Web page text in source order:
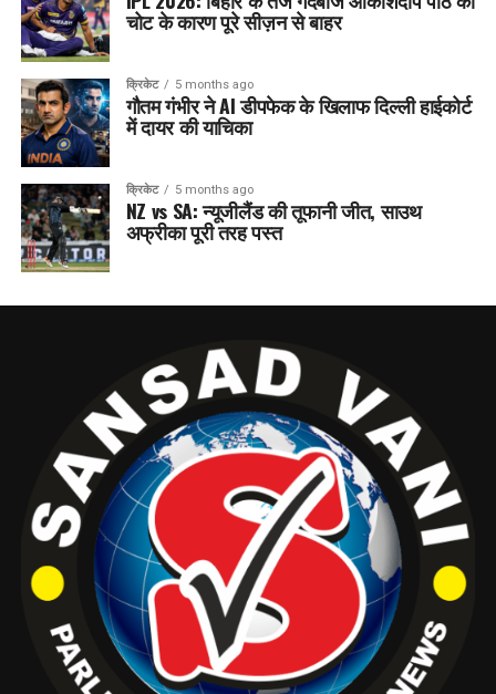
चोट के कारण पूरे सीज़न से बाहर
क्रिकेट 5 months ago
गौतम गंभीर ने AI डीपफेक के खिलाफ दिल्ली हाईकोर्ट
में दायर की याचिका
क्रिकेट 5 months ago
NZ vs SA: न्यूजीलैंड की तूफानी जीत, साउथ
अफ्रीका पूरी तरह पस्त